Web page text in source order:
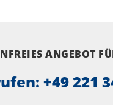
ANGEBOT
+49 221